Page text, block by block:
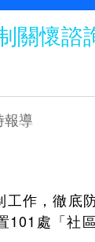
關懷諮
導
作，徹
處「